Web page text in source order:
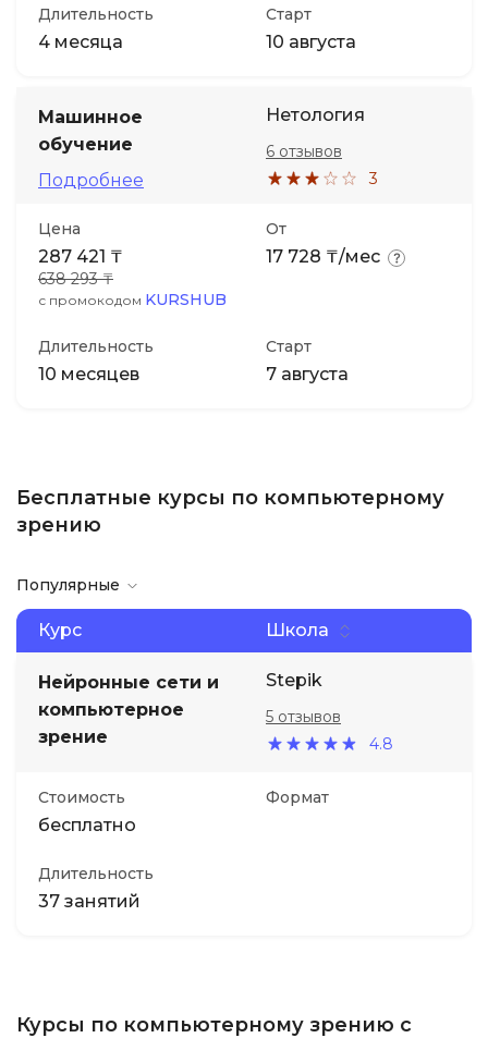
Длительность
4 месяца
Старт
10 августа
Машинное
обучение
Подробнее
Нетология
3
6 отзывов
Цена
287 421 ₸
638 293 ₸
с промокодом KURSHUB
От
17 728 ₸/мес
Длительность
10 месяцев
Старт
7 августа
Бесплатные курсы по компьютерному
зрению
Популярные
Курс Школа
Нейронные сети и
компьютерное
зрение
Stepik
4.8
5 отзывов
Стоимость
бесплатно
Формат
Длительность
37 занятий
Курсы по компьютерному зрению с